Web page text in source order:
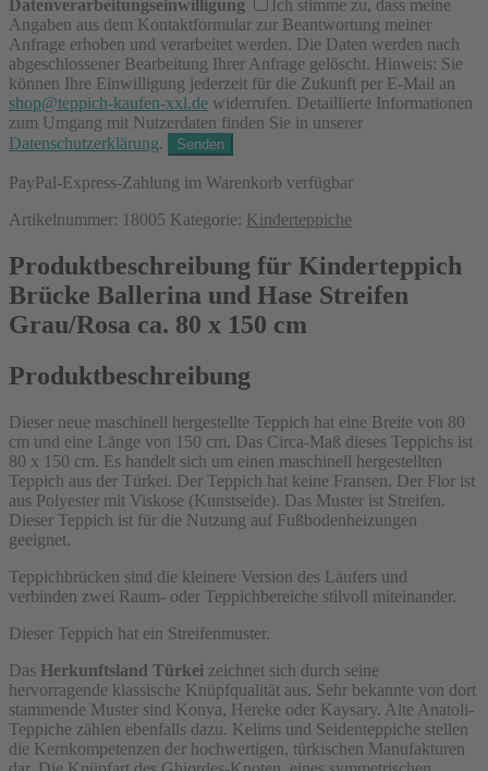
Datenverarbeitungseinwilligung
Ich stimme zu, dass meine
Angaben aus dem Kontaktformular zur Beantwortung meiner
Anfrage erhoben und verarbeitet werden. Die Daten werden nach
abgeschlossener Bearbeitung Ihrer Anfrage gelöscht. Hinweis: Sie
können Ihre Einwilligung jederzeit für die Zukunft per E-Mail an
shop@teppich-kaufen-xxl.de widerrufen. Detaillierte Informationen
zum Umgang mit Nutzerdaten finden Sie in unserer
Datenschutzerklärung.
PayPal-Express-Zahlung im Warenkorb verfügbar
Artikelnummer: 18005 Kategorie: Kinderteppiche
Produktbeschreibung für Kinderteppich
Brücke Ballerina und Hase Streifen
Grau/Rosa ca. 80 x 150 cm
Produktbeschreibung
Dieser neue maschinell hergestellte Teppich hat eine Breite von 80
cm und eine Länge von 150 cm. Das Circa-Maß dieses Teppichs ist
80 x 150 cm. Es handelt sich um einen maschinell hergestellten
Teppich aus der Türkei. Der Teppich hat keine Fransen. Der Flor ist
aus Polyester mit Viskose (Kunstseide). Das Muster ist Streifen.
Dieser Teppich ist für die Nutzung auf Fußbodenheizungen
geeignet.
Teppichbrücken sind die kleinere Version des Läufers und
verbinden zwei Raum- oder Teppichbereiche stilvoll miteinander.
Dieser Teppich hat ein Streifenmuster.
Das Herkunftsland Türkei zeichnet sich durch seine
hervorragende klassische Knüpfqualität aus. Sehr bekannte von dort
stammende Muster sind Konya, Hereke oder Kaysary. Alte Anatoli-
Teppiche zählen ebenfalls dazu. Kelims und Seidenteppiche stellen
die Kernkompetenzen der hochwertigen, türkischen Manufakturen